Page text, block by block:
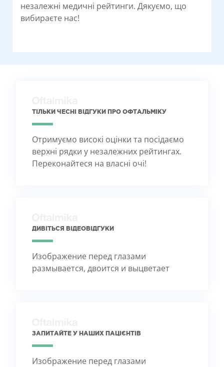
незалежні медичні рейтинги. Дякуємо, що
вибираєте нас!
ТІЛЬКИ ЧЕСНІ ВІДГУКИ ПРО ОФТАЛЬМІКУ
Отримуємо високі оцінки та посідаємо
верхні рядки у незалежних рейтингах.
Переконайтеся на власні очі!
ДИВІТЬСЯ ВІДЕОВІДГУКИ
Изображение перед глазами
размывается, двоится и выцветает
ЗАПИТАЙТЕ У НАШИХ ПАЦІЄНТІВ
Изображение перед глазами